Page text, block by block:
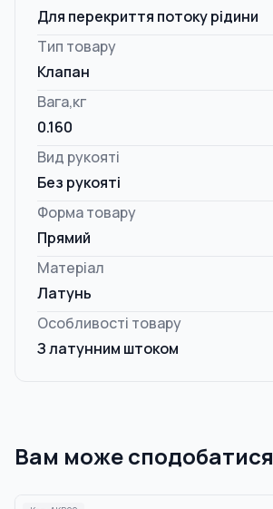
Для перекриття потоку рідини
Тип товару
Клапан
Вага,кг
0.160
Вид рукояті
Без рукояті
Форма товару
Прямий
Матеріал
Латунь
Особливості товару
З латунним штоком
Вам може сподобатися